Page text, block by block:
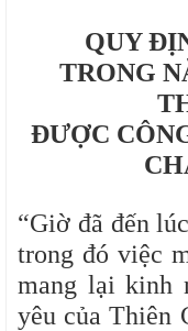
QUY
TRONG
ĐƯỢC
“Giờ đã đến
trong đó việc
mang lại kinh
yêu của Thiên